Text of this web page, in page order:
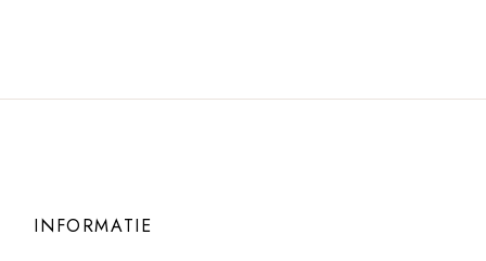
INFORMATIE